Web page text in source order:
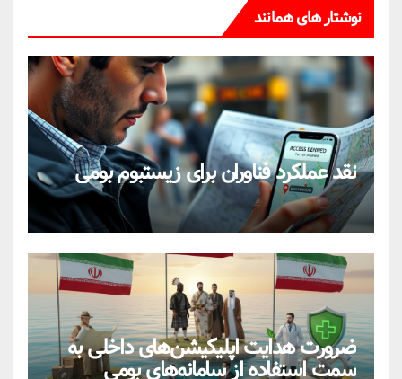
نوشتار های همانند
نقد عملکرد فناوران برای زیستبوم بومی
ضرورت هدایت اپلیکیشن‌های داخلی به
سمت استفاده از سامانه‌های بومی